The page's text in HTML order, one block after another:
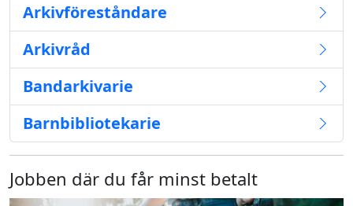
Arkivföreståndare
Arkivråd
Bandarkivarie
Barnbibliotekarie
Jobben där du får minst betalt